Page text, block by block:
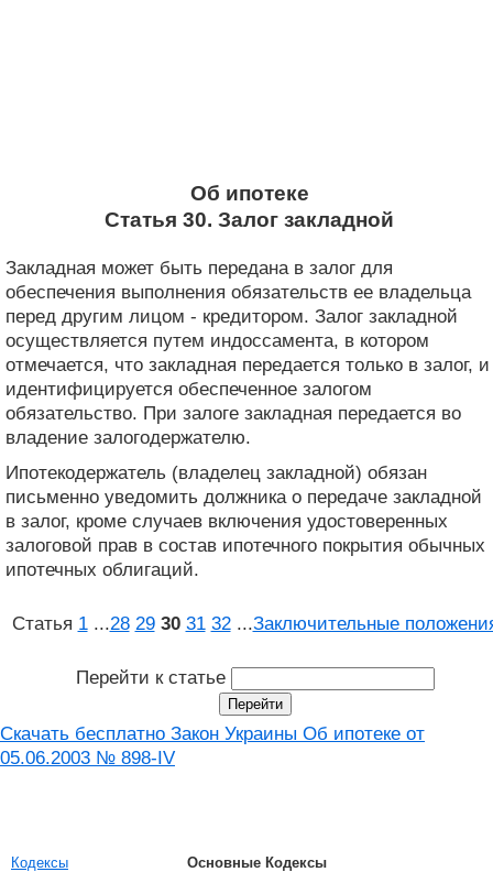
Об ипотеке
Статья 30. Залог закладной
Закладная может быть передана в залог для
обеспечения выполнения обязательств ее владельца
перед другим лицом - кредитором. Залог закладной
осуществляется путем индоссамента, в котором
отмечается, что закладная передается только в залог, и
идентифицируется обеспеченное залогом
обязательство. При залоге закладная передается во
владение залогодержателю.
Ипотекодержатель (владелец закладной) обязан
письменно уведомить должника о передаче закладной
в залог, кроме случаев включения удостоверенных
залоговой прав в состав ипотечного покрытия обычных
ипотечных облигаций.
Статья 1 ...28 29 30 31 32 ...Заключительные
Перейти к статье
Скачать бесплатно Закон Украины Об ипотеке от
05.06.2003 № 898-IV
Кодексы
Основные Кодексы